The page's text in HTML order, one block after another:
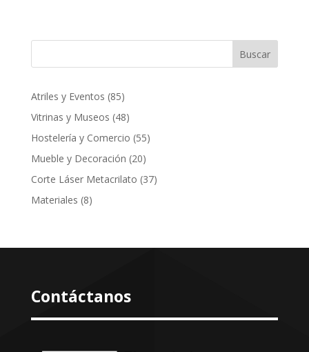
Buscar
Atriles y Eventos 8585
productos
Vitrinas y Museos 4848
productos
Hostelería y Comercio 5555
Mueble y Decoración 2020
productos
Corte Láser Metacrilato 3737
Materiales 88
Contáctanos